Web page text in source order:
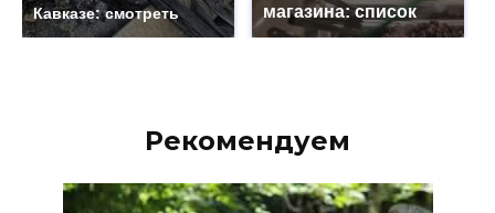
Кавказе: смотреть
магазина: список
Рекомендуем